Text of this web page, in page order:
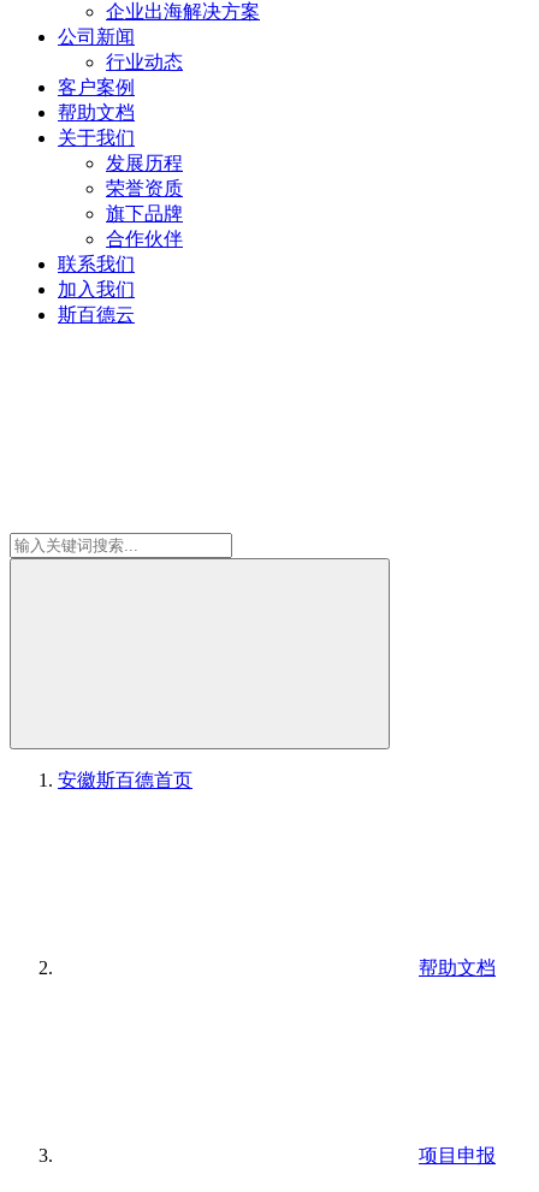
企业出海解决方案
公司新闻
行业动态
客户案例
帮助文档
关于我们
发展历程
荣誉资质
旗下品牌
合作伙伴
联系我们
加入我们
斯百德云
安徽斯百德首页
帮助文档
项目申报